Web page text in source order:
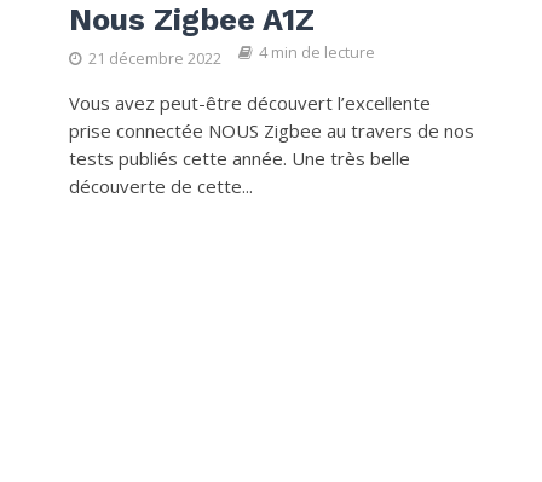
Nous Zigbee A1Z
21 décembre 2022 4 min de lecture
Vous avez peut-être découvert l’excellente
prise connectée NOUS Zigbee au travers de nos
tests publiés cette année. Une très belle
découverte de cette...